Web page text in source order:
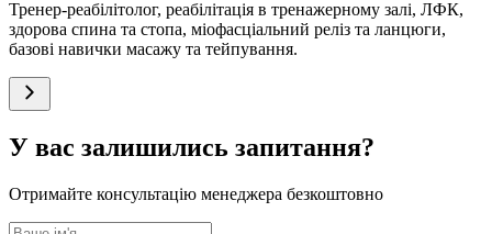
Тренер-реабілітолог, реабілітація в тренажерному залі, ЛФК,
здорова спина та стопа, міофасціальний реліз та ланцюги,
базові навички масажу та тейпування.
У вас залишились запитання?
Отримайте консультацію менеджера безкоштовно